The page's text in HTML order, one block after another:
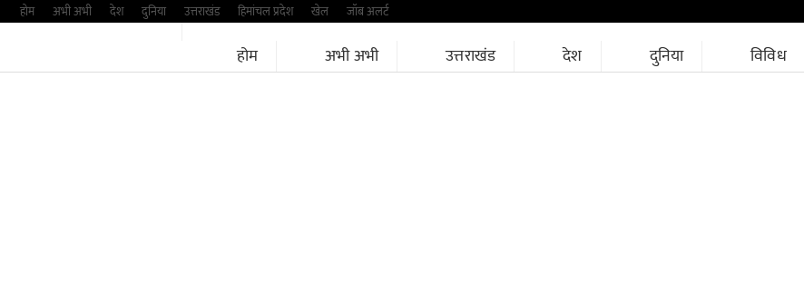
Skipहोम अभी अभी देश दुनिया उत्तराखंड हिमांचल प्रदेश खेल जॉब अलर्ट
होम अभी अभी उत्तराखंड देश दुनिया विविध